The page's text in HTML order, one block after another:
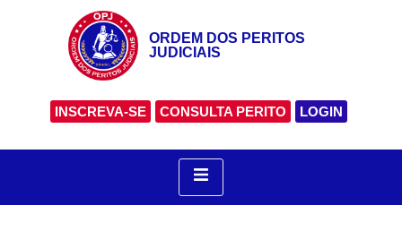
ORDEM DOS PERITOS
JUDICIAIS
INSCREVA-SE CONSULTA PERITO LOGIN